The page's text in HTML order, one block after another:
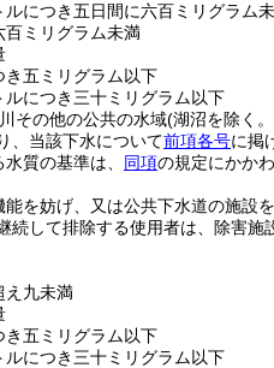
につき五日間に六百ミリグラム
ミリグラム未満
五ミリグラム以下
につき三十ミリグラム以下
その他の公共の水域(湖沼を除く
、当該下水について前項各号に掲
質の基準は、 同項の規定にかか
を妨げ、又は公共下水道の施設
続して排除する使用者は、除害
九未満
五ミリグラム以下
につき三十ミリグラム以下